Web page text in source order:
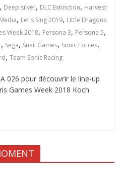
, Deep silver, DLC Extinction, Harvest
, Let's Sing 2019, Little Dragons
Week 2018, Persona 3, Persona 5,
, Sega, Snail Games, Sonic Forces,
,Team Sonic Racing
026 pour découvrir le line-up
Games Week 2018 Koch